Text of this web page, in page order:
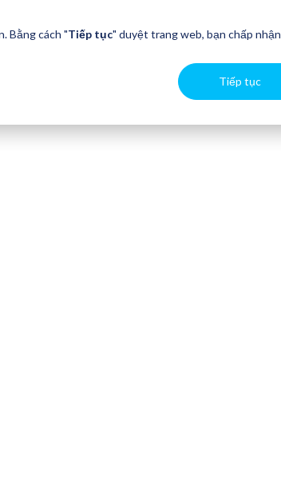
Bằng cách "Tiếp tục" duyệt trang web, bạn chấp nhận
Tiếp tục